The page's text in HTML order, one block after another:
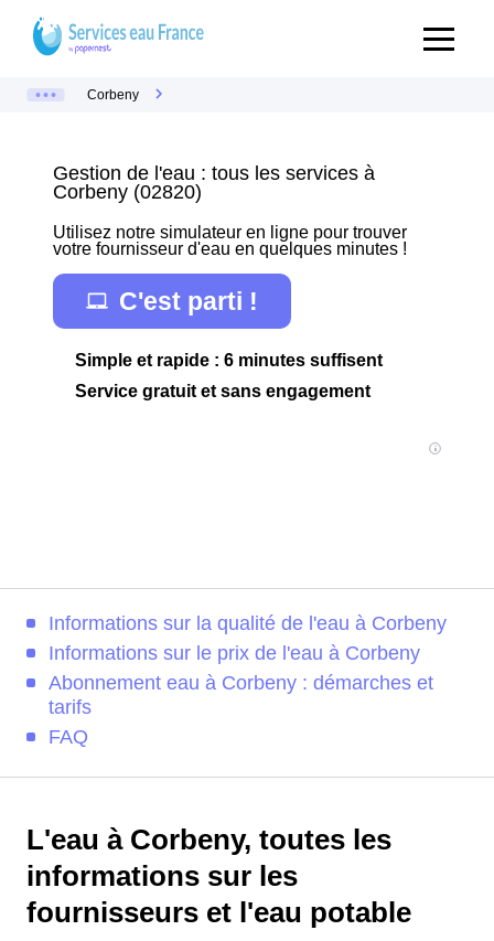
Corbeny
Gestion de l'eau : tous les services à
Corbeny (02820)
Utilisez notre simulateur en ligne pour trouver
votre fournisseur d'eau en quelques minutes !
C'est parti !
Simple et rapide : 6 minutes suffisent
Service gratuit et sans engagement
Informations sur la qualité de l'eau à Corbeny
Informations sur le prix de l'eau à Corbeny
Abonnement eau à Corbeny : démarches et
tarifs
FAQ
L'eau à Corbeny, toutes les
informations sur les
fournisseurs et l'eau potable